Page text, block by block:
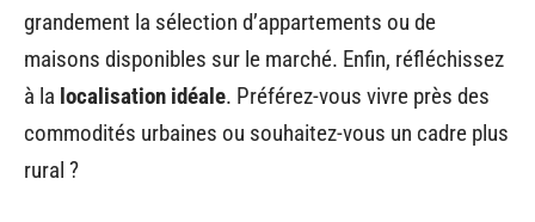
grandement la sélection d’appartements ou de
maisons disponibles sur le marché. Enfin, réfléchissez
à la localisation idéale. Préférez-vous vivre près des
commodités urbaines ou souhaitez-vous un cadre plus
rural ?